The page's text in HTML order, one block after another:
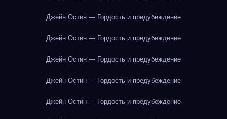
Джейн Остин — Гордость и предубеждение
Джейн Остин — Гордость и предубеждение
Джейн Остин — Гордость и предубеждение
Джейн Остин — Гордость и предубеждение
Джейн Остин — Гордость и предубеждение